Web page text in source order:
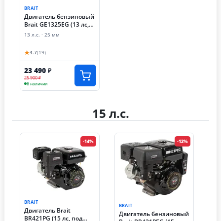
BRAIT
Двигатель бензиновый
Brait GE1325EG (13 лс,
электростартер, вал
13 л.с. · 25 мм
★4.7(19)
23 490 ₽
25 900 ₽
В наличии
15 л.с.
-14%
BRAIT
Двигатель Brait
BR421PG (15 лс, под
-12%
BRAIT
Двигатель бензиновый